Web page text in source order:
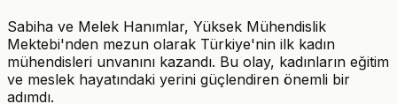
Sabiha ve Melek Hanımlar, Yüksek Mühendislik
Mektebi'nden mezun olarak Türkiye'nin ilk kadın
mühendisleri unvanını kazandı. Bu olay, kadınların eğitim
ve meslek hayatındaki yerini güçlendiren önemli bir
adımdı.